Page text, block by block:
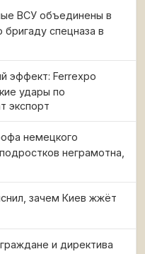
ВСУ объединены в
спецназа в
эффект: Ferrexpo
удары по
экспорт
немецкого
неграмотна,
зачем Киев жжёт
и директива